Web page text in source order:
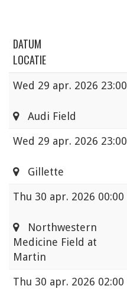
DATUM
LOCATIE
Wed 29 apr. 2026 23:00
Audi Field
Wed 29 apr. 2026 23:00
Gillette
Thu 30 apr. 2026 00:00
Northwestern
Medicine Field at
Martin
Thu 30 apr. 2026 02:00